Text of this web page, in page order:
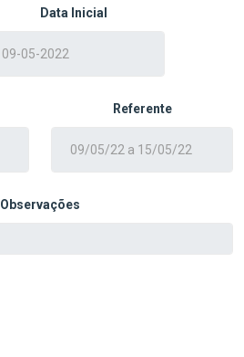
Data Inicial
Referente
Observações